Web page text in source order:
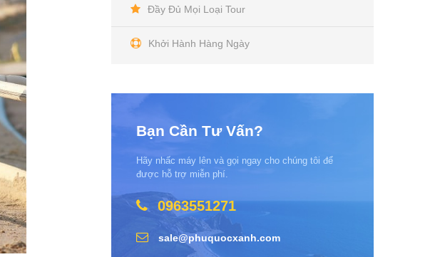
Đầy Đủ Mọi Loại Tour
Khởi Hành Hàng Ngày
Bạn Cần Tư Vấn?
Hãy nhấc máy lên và gọi ngay cho chúng tôi để
được hỗ trợ miễn phí.
0963551271
sale@phuquocxanh.com